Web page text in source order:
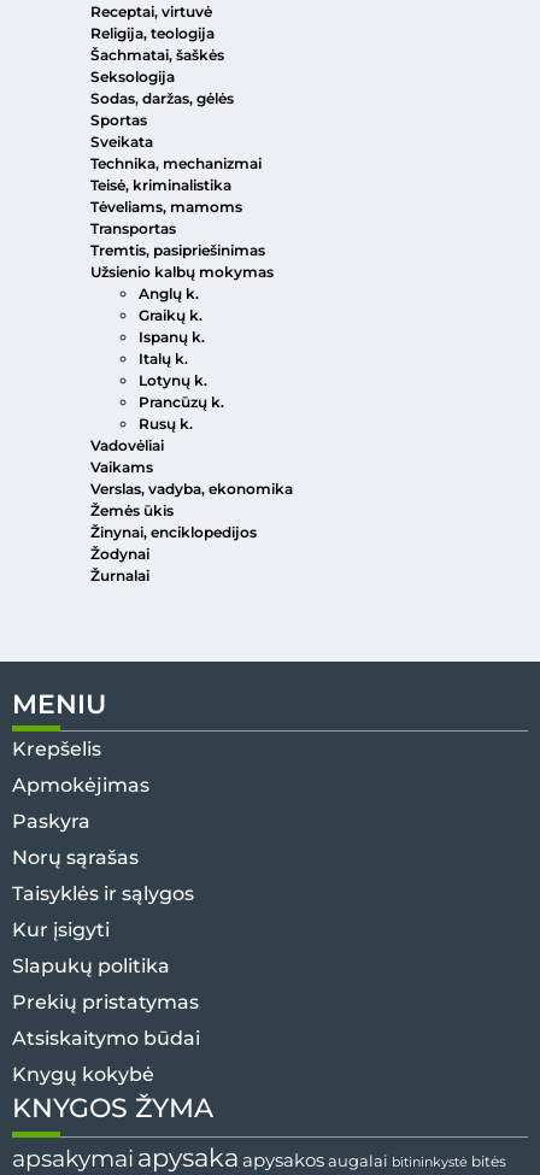
Receptai, virtuvė
Religija, teologija
Šachmatai, šaškės
Seksologija
Sodas, daržas, gėlės
Sportas
Sveikata
Technika, mechanizmai
Teisė, kriminalistika
Tėveliams, mamoms
Transportas
Tremtis, pasipriešinimas
Užsienio kalbų mokymas
Anglų k.
Graikų k.
Ispanų k.
Italų k.
Lotynų k.
Prancūzų k.
Rusų k.
Vadovėliai
Vaikams
Verslas, vadyba, ekonomika
Žemės ūkis
Žinynai, enciklopedijos
Žodynai
Žurnalai
MENIU
Krepšelis
Apmokėjimas
Paskyra
Norų sąrašas
Taisyklės ir sąlygos
Kur įsigyti
Slapukų politika
Prekių pristatymas
Atsiskaitymo būdai
Knygų kokybė
KNYGOS ŽYMA
apsakymai apysaka apysakos augalai bitininkystė bitės